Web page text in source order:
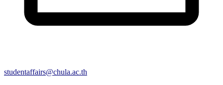
studentaffairs@chula.ac.th